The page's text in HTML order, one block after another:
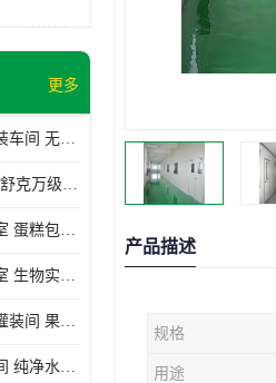
更多
阿勒泰千级无菌包装车间 无尘车间 欢迎选购
GMP洁净厂房 图木舒克万级GMP洁净厂房价格
海西万级生物实验室 蛋糕包装间 为环保助力
榆林万级生物实验室 生物实验室 欢迎选购
渭南十万级纯净水灌装间 果汁灌装间 使用说明介绍
西宁万级果汁灌装间 纯净水灌装间 详细介绍
产品描述
规格
用途